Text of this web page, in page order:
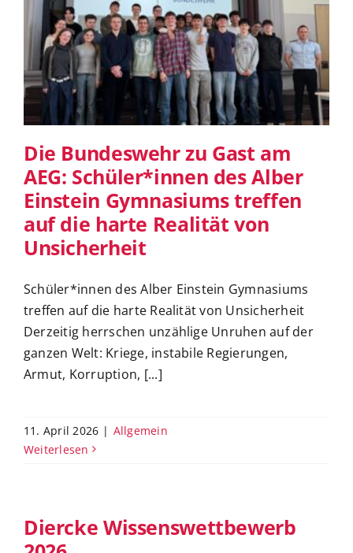
Die Bundeswehr zu Gast am AEG:
Schüler*innen des Alber Einstein
Gymnasiums treffen auf die harte
Realität von Unsicherheit
Die Bundeswehr zu Gast am
AEG: Schüler*innen des Alber
Einstein Gymnasiums treffen
auf die harte Realität von
Unsicherheit
Schüler*innen des Alber Einstein Gymnasiums
treffen auf die harte Realität von Unsicherheit
Derzeitig herrschen unzählige Unruhen auf der
ganzen Welt: Kriege, instabile Regierungen,
Armut, Korruption, [...]
11. April 2026 | Allgemein
Weiterlesen
Diercke Wissenswettbewerb